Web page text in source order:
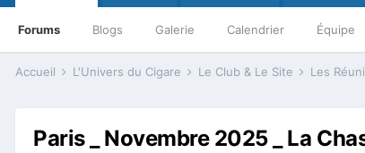
Forums Blogs Galerie Calendrier Équipe
Accueil L'Univers du Cigare Le Club & Le Site Les
Paris _ Novembre 2025 _ La